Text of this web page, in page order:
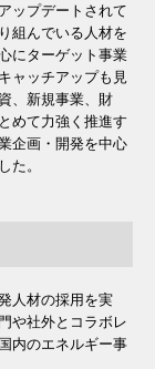
ップデートされて
組んでいる人材を
にターゲット事業
ャッチアップも見
、新規事業、財
めて力強く推進す
企画・開発を中心
た。
人材の採用を実
や社外とコラボレ
内のエネルギー事